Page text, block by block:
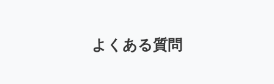
よくある質問